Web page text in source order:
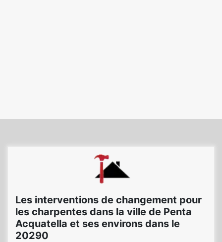
Les interventions de changement pour
les charpentes dans la ville de Penta
Acquatella et ses environs dans le
20290